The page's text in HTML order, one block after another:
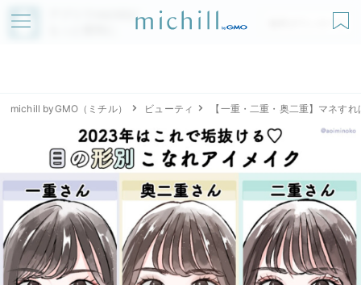
アプリでmichillが
無料ダウンロード
michill byGMO（ミチル） ビューティ 【一重・二重・奥二重】マネす